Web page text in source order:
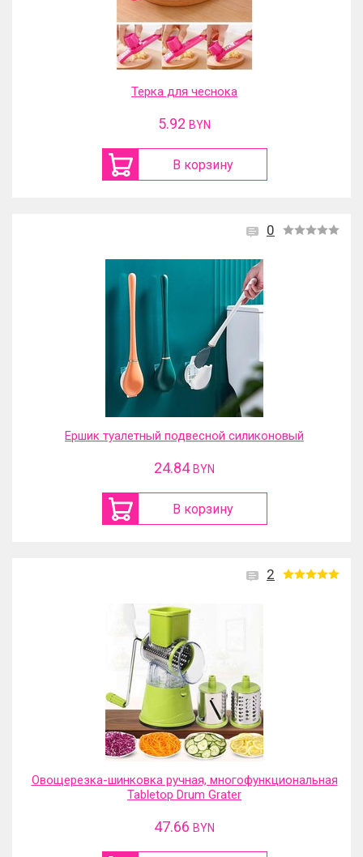
Терка для чеснока
5.92 BYN
В корзину
0
Ершик туалетный подвесной силиконовый
24.84 BYN
В корзину
2
Овощерезка-шинковка ручная, многофункциональная
Tabletop Drum Grater
47.66 BYN